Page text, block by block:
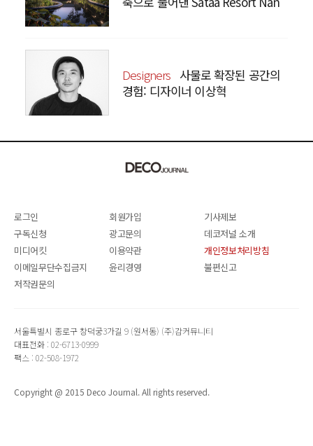
Designers 사물로 확장된 공간의
경험: 디자이너 이상혁
로그인 회원가입
기사제보
구독신청
광고문의
데코저널 소개
미디어킷
이용약관
개인정보처리방침
이메일무단수집금지
윤리경영
불편신고
저작권문의
서울특별시 종로구 창덕궁3가길 9 (원서동) (주)감커뮤니티
대표전화 : 02-6713-0999
팩스 : 02-508-1972
Copyright @ 2015 Deco Journal. All rights reserved.